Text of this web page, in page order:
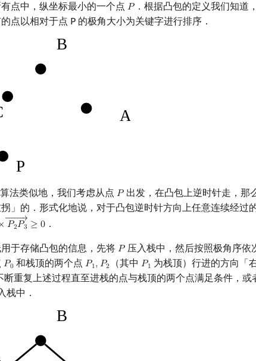
点中，纵坐标最小的一个点 𝑃
P ．根据凸包的定义我们知道
点以相对于点 P 的极角大小为关键字进行排序．
法类似地，我们考虑从点 𝑃
P 出发，在凸包上逆时针走，那
」的．形式化地说，对于凸包逆时针方向上任意连续经过
←←←←←←→
𝑃2𝑃3 ≥ 0
×P2P3 →≥0．
于存储凸包的信息，先将 𝑃
P 压入栈中，然后按照极角序依
𝑃0
P0 和栈顶的两个点𝑃1,𝑃2
P1,P2 （其中 𝑃1
P1 为栈顶）行进的方向「
断重复上述过程直至进栈的点与栈顶的两个点满足条件，或
栈中．